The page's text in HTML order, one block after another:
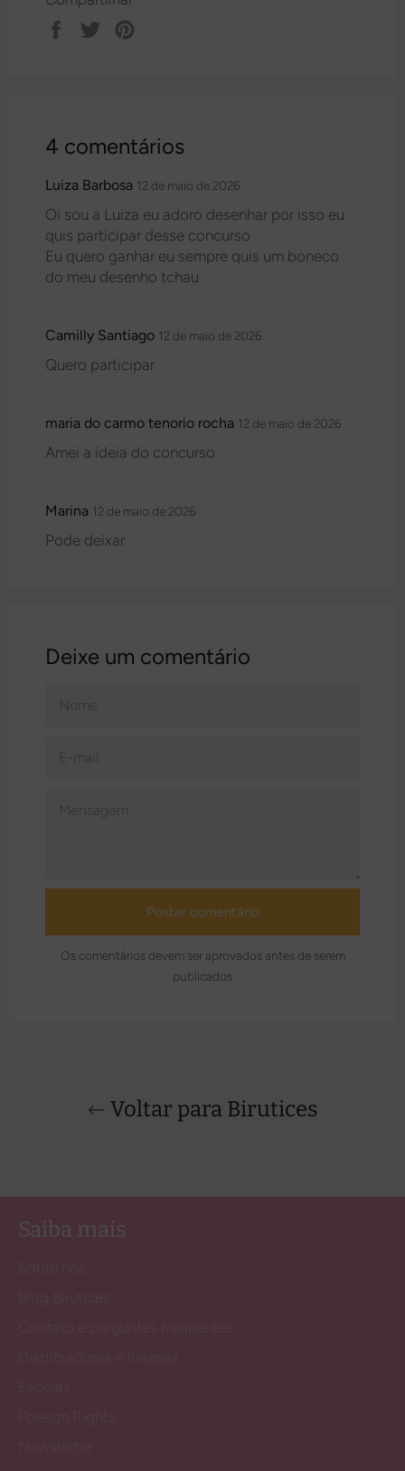
Compartilhar
Tweetar
4 comentários
Luiza Barbosa 12 de maio de 2026
Oi sou a Luiza eu adoro desenhar por isso eu
quis participar desse concurso
Eu quero ganhar eu sempre quis um boneco
do meu desenho tchau
Camilly Santiago 12 de maio de 2026
Quero participar
maria do carmo tenorio rocha 12 de maio de 2026
Amei a ideia do concurso
Marina 12 de maio de 2026
Pode deixar
Deixe um comentário
Os comentários devem ser aprovados antes de serem
publicados
Voltar para Birutices
Saiba mais